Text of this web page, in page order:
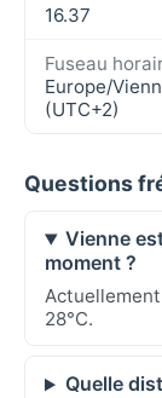
16.37
Fuseau
Europe/
(UTC+2)
Questions
Vienne
moment ?
28°C.
Quelle